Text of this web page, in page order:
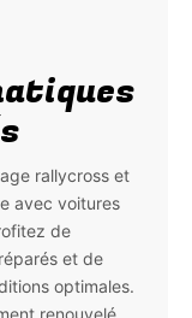
rallycross et
avec voitures
de
et de
optimales.
renouvelé